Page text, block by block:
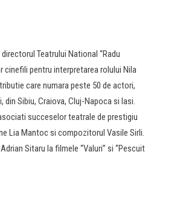
Teatrului National “Radu
cinefili pentru interpretarea rolului Nila
care numara peste 50 de actori,
Sibiu, Craiova, Cluj-Napoca si Iasi.
succeselor teatrale de prestigiu
Lia Mantoc si compozitorul Vasile Sirli.
Sitaru la filmele “Valuri” si “Pescuit